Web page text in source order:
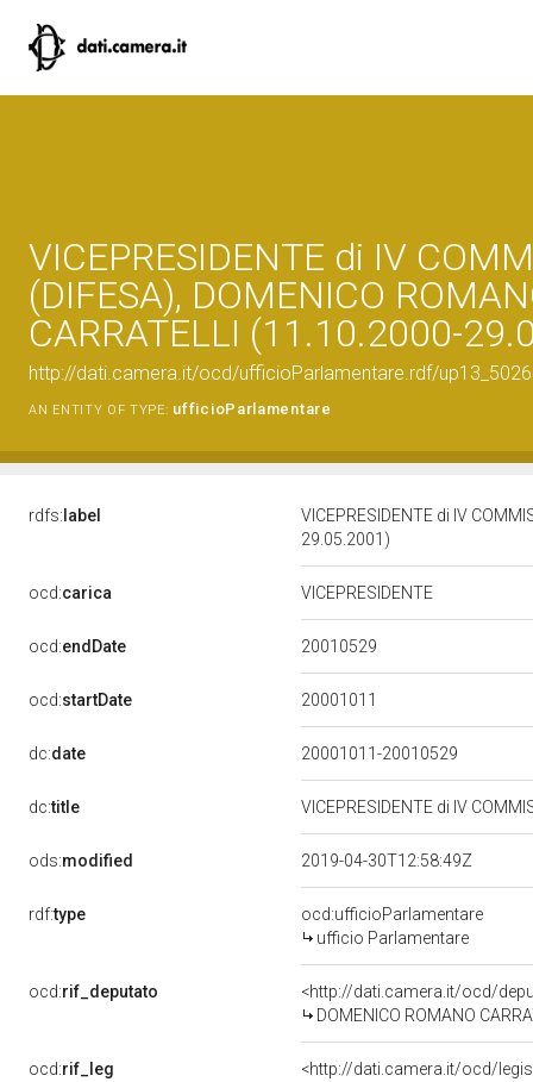
VICEPRESIDENTE di IV
(DIFESA), DOMENICO
CARRATELLI (11.10.2000-
http://dati.camera.it/ocd/ufficioParlamentare.rdf/
AN ENTITY OF TYPE: ufficioParlamentare
rdfs: label
VICEPRESIDENTE di IV
29.05.2001)
ocd:carica VICEPRESIDENTE
ocd:endDate 20010529
ocd:startDate 20001011
dc:date 20001011-20010529
dc:title VICEPRESIDENTE di IV
ods:modified 2019-04-30T12:58:49Z
rdf:type
ocd:ufficioParlamentare
ufficio Parlamentare
ocd:rif_deputato
<http://dati.camera.it/ocd/
DOMENICO ROMANO
ocd:rif_leg
<http://dati.camera.it/ocd/